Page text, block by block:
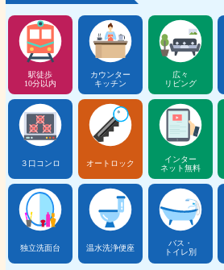
駅徒歩
10分以内
カウンター
キッチン
広々
リビング
３口コンロ オートロック
インター
ネット無料
独立洗面台 温水洗浄便座
バス・
トイレ別